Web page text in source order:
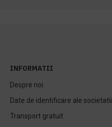
INFORMATII
Despre noi
Date de identificare ale societatii
Transport gratuit